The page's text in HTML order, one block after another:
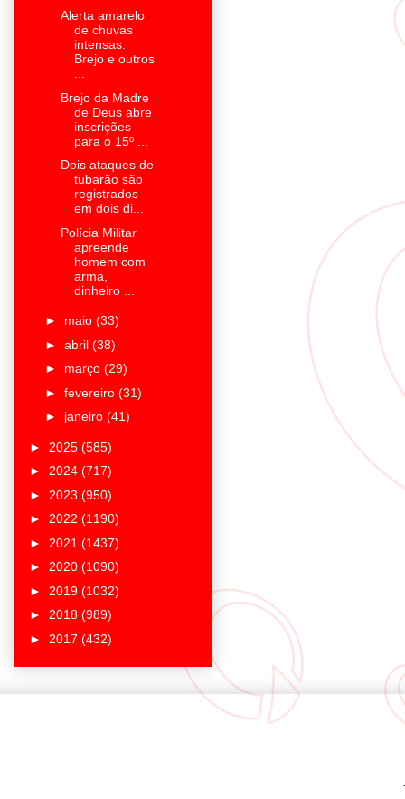
Alerta amarelo
de chuvas
intensas:
Brejo e outros
...
Brejo da Madre
de Deus abre
inscrições
para o 15º ...
Dois ataques de
tubarão são
registrados
em dois di...
Polícia Militar
apreende
homem com
arma,
dinheiro ...
► maio (33)
► abril (38)
► março (29)
► fevereiro (31)
► janeiro (41)
► 2025 (585)
► 2024 (717)
► 2023 (950)
► 2022 (1190)
► 2021 (1437)
► 2020 (1090)
► 2019 (1032)
► 2018 (989)
► 2017 (432)